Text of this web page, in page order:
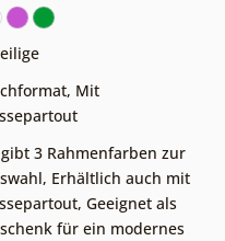
, Mit
gibt 3 Rahmenfarben zur
, Erhältlich auch mit
, Geeignet als
für ein modernes